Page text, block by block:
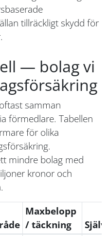
tillräckligt skydd för
— bolag vi
samman
förmedlare. Tabellen
för olika
mindre bolag med
kronor och
Maxbelopp
/ täckning